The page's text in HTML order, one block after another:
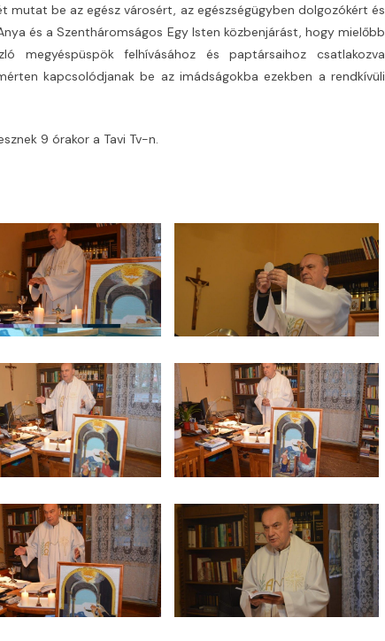
mutat be az egész városért, az egészségügyben dolgozókért és
és a Szentháromságos Egy Isten közbenjárást, hogy mielőbb
megyéspüspök felhívásához és paptársaihoz csatlakozva
kapcsolódjanak be az imádságokba ezekben a rendkívüli
9 órakor a Tavi Tv-n.